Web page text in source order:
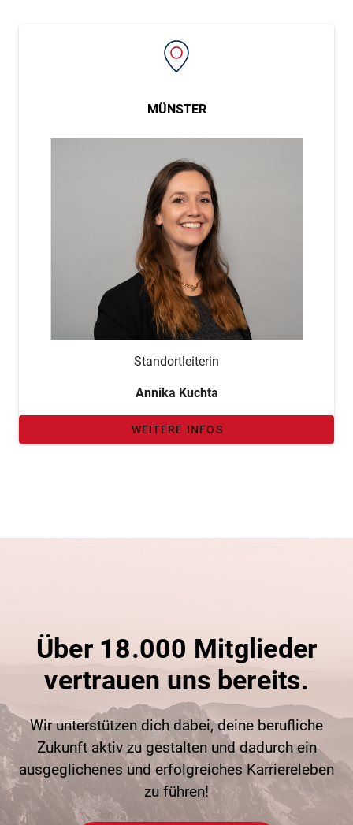
MÜNSTER
Standortleiterin
Annika Kuchta
WEITERE INFOS
Über 18.000 Mitglieder
vertrauen uns bereits.
Wir unterstützen dich dabei, deine berufliche
Zukunft aktiv zu gestalten und dadurch ein
ausgeglichenes und erfolgreiches Karriereleben
zu führen!